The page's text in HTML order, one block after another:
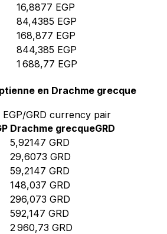
16,8877 EGP
84,4385 EGP
168,877 EGP
844,385 EGP
1 688,77 EGP
en Drachme grecque
GRD currency pair
Drachme grecqueGRD
5,92147 GRD
29,6073 GRD
59,2147 GRD
148,037 GRD
296,073 GRD
592,147 GRD
2 960,73 GRD